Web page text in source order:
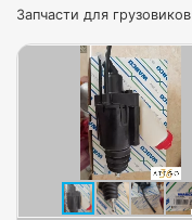
Запчасти для грузовиков